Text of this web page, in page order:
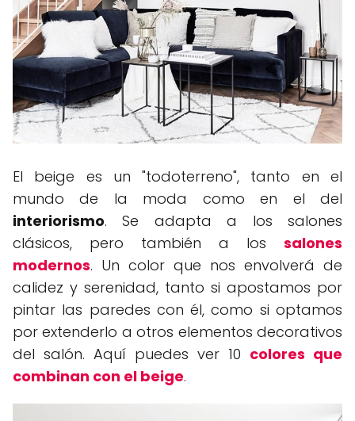
El beige es un "todoterreno", tanto en el
mundo de la moda como en el del
interiorismo. Se adapta a los salones
clásicos, pero también a los salones
modernos. Un color que nos envolverá de
calidez y serenidad, tanto si apostamos por
pintar las paredes con él, como si optamos
por extenderlo a otros elementos decorativos
del salón. Aquí puedes ver 10 colores que
combinan con el beige.